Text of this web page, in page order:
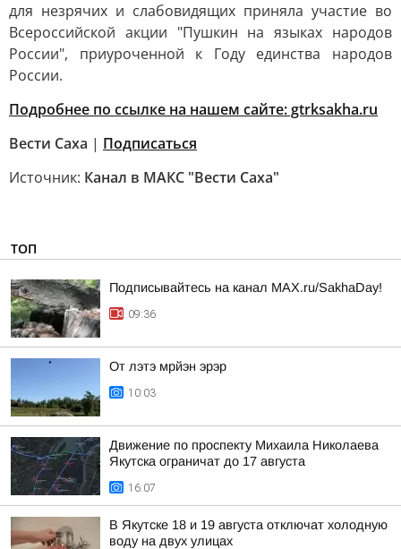
для незрячих и слабовидящих приняла участие во
Всероссийской акции "Пушкин на языках народов
России", приуроченной к Году единства народов
России.
Подробнее по ссылке на нашем сайте: gtrksakha.ru
Вести Саха | Подписаться
Источник: Канал в МАКС "Вести Саха"
ТОП
Подписывайтесь на канал MAX.ru/SakhaDay!
09:36
От лэтэ мрйэн эрэр
10:03
Движение по проспекту Михаила Николаева
Якутска ограничат до 17 августа
16:07
В Якутске 18 и 19 августа отключат холодную
воду на двух улицах